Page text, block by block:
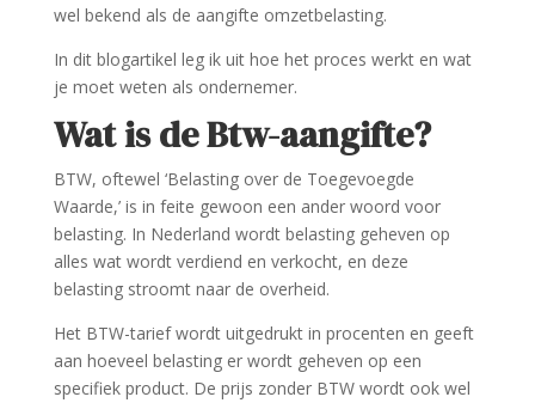
wel bekend als de aangifte omzetbelasting.
In dit blogartikel leg ik uit hoe het proces werkt en wat
je moet weten als ondernemer.
Wat is de Btw-aangifte?
BTW, oftewel ‘Belasting over de Toegevoegde
Waarde,’ is in feite gewoon een ander woord voor
belasting. In Nederland wordt belasting geheven op
alles wat wordt verdiend en verkocht, en deze
belasting stroomt naar de overheid.
Het BTW-tarief wordt uitgedrukt in procenten en geeft
aan hoeveel belasting er wordt geheven op een
specifiek product. De prijs zonder BTW wordt ook wel